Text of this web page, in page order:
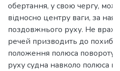
обертання, у свою чергу,
відносно центру ваги, за
поздовжнього руху. Не
речей призводить до
положення полюса повороту і
руху судна навколо полюса